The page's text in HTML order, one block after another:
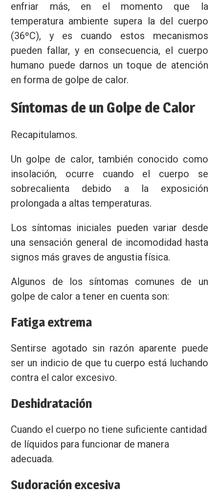
enfriar más, en el momento que la
temperatura ambiente supera la del cuerpo
(36ºC), y es cuando estos mecanismos
pueden fallar, y en consecuencia, el cuerpo
humano puede darnos un toque de atención
en forma de golpe de calor.
Síntomas de un Golpe de Calor
Recapitulamos.
Un golpe de calor, también conocido como
insolación, ocurre cuando el cuerpo se
sobrecalienta debido a la exposición
prolongada a altas temperaturas.
Los síntomas iniciales pueden variar desde
una sensación general de incomodidad hasta
signos más graves de angustia física.
Algunos de los síntomas comunes de un
golpe de calor a tener en cuenta son:
Fatiga extrema
Sentirse agotado sin razón aparente puede
ser un indicio de que tu cuerpo está luchando
contra el calor excesivo.
Deshidratación
Cuando el cuerpo no tiene suficiente cantidad
de líquidos para funcionar de manera
adecuada.
Sudoración excesiva